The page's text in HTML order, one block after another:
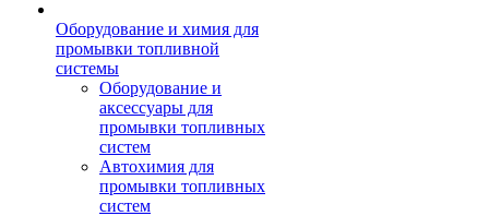
Оборудование и химия для
промывки топливной
системы
Оборудование и
аксессуары для
промывки топливных
систем
Автохимия для
промывки топливных
систем